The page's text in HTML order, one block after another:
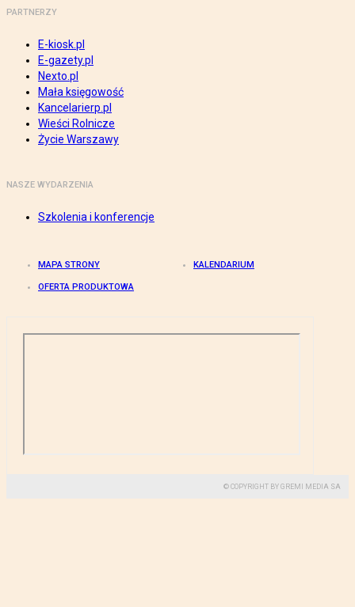
PARTNERZY
E-kiosk.pl
E-gazety.pl
Nexto.pl
Mała księgowość
Kancelarierp.pl
Wieści Rolnicze
Życie Warszawy
NASZE WYDARZENIA
Szkolenia i konferencje
MAPA STRONY KALENDARIUM
OFERTA PRODUKTOWA
© COPYRIGHT BY GREMI MEDIA SA